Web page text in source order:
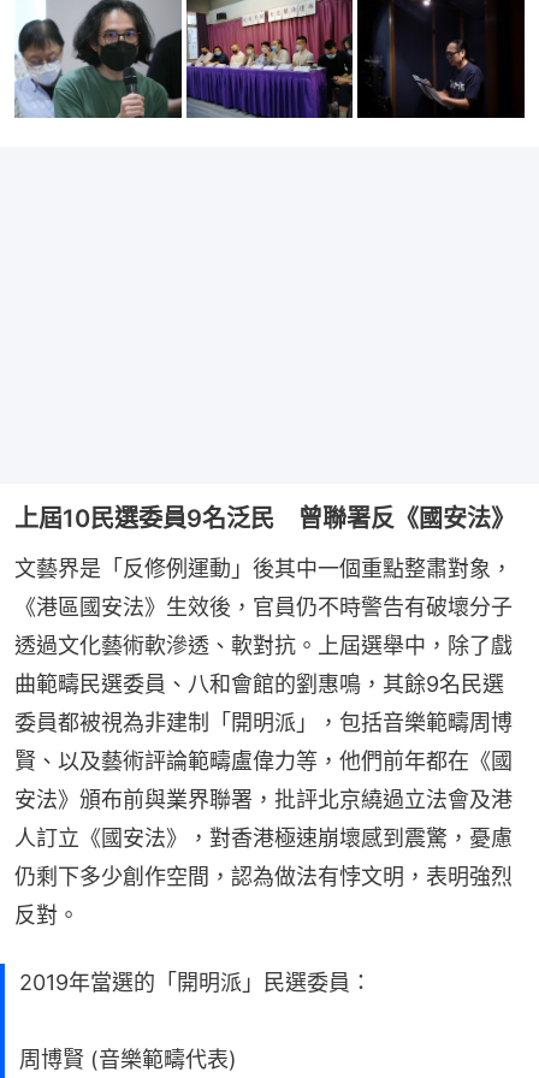
上屆10民選委員9名泛民 曾聯署反《國安法》
文藝界是「反修例運動」後其中一個重點整肅對象，
《港區國安法》生效後，官員仍不時警告有破壞分子
透過文化藝術軟滲透、軟對抗。上屆選舉中，除了戲
曲範疇民選委員、八和會館的劉惠鳴，其餘9名民選
委員都被視為非建制「開明派」，包括音樂範疇周博
賢、以及藝術評論範疇盧偉力等，他們前年都在《國
安法》頒布前與業界聯署，批評北京繞過立法會及港
人訂立《國安法》，對香港極速崩壞感到震驚，憂慮
仍剩下多少創作空間，認為做法有悖文明，表明強烈
反對。
2019年當選的「開明派」民選委員：
周博賢 (音樂範疇代表)